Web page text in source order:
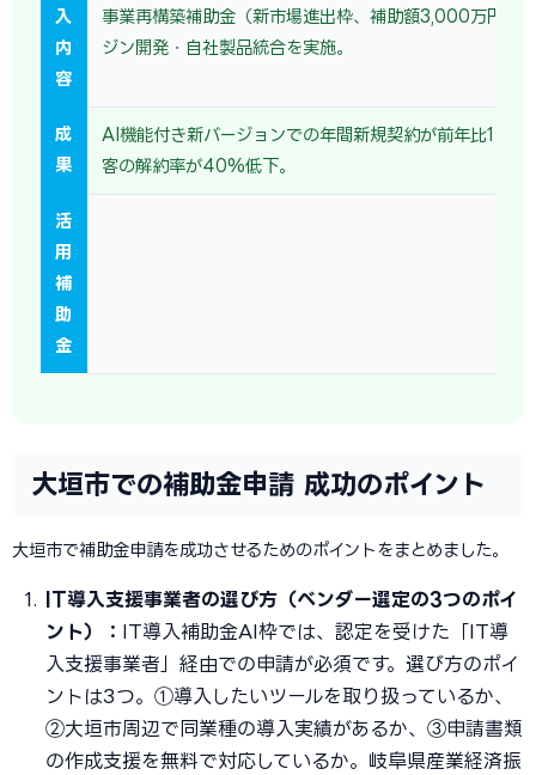
入
内
容
事業再構築補助金（新市場進出枠、補助額3,000万円）
ジン開発・自社製品統合を実施。
成
果
AI機能付き新バージョンでの年間新規契約が前年比
客の解約率が40%低下。
活
用
補
助
金
大垣市での補助金申請 成功のポイント
大垣市で補助金申請を成功させるためのポイントをまとめました。
IT導入支援事業者の選び方（ベンダー選定の3つのポイ
ント）： IT導入補助金AI枠では、認定を受けた「IT導
入支援事業者」経由での申請が必須です。選び方のポイ
ントは3つ。①導入したいツールを取り扱っているか、
②大垣市周辺で同業種の導入実績があるか、③申請書類
の作成支援を無料で対応しているか。岐阜県産業経済振